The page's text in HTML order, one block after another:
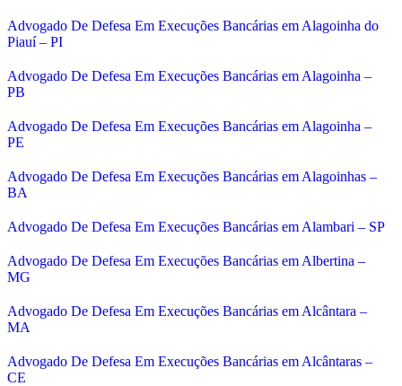
Advogado De Defesa Em Execuções Bancárias em Alagoinha do
Piauí – PI
Advogado De Defesa Em Execuções Bancárias em Alagoinha –
PB
Advogado De Defesa Em Execuções Bancárias em Alagoinha –
PE
Advogado De Defesa Em Execuções Bancárias em Alagoinhas –
BA
Advogado De Defesa Em Execuções Bancárias em Alambari – SP
Advogado De Defesa Em Execuções Bancárias em Albertina –
MG
Advogado De Defesa Em Execuções Bancárias em Alcântara –
MA
Advogado De Defesa Em Execuções Bancárias em Alcântaras –
CE